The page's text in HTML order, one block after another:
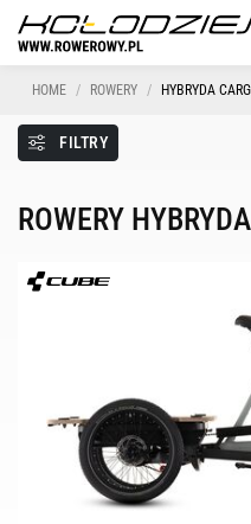
HOME ROWERY HYBRYDA
FILTRY
ROWERY